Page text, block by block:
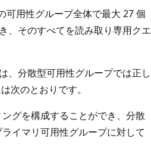
可用性グループ全体で最大 27 個
、そのすべてを読み取り専用クエ
は、分散型可用性グループでは正し
次のとおりです。
グを構成することができ、分散
イマリ可用性グループに対して